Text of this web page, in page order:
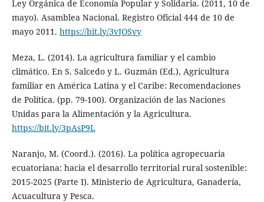
Ley Orgánica de Economía Popular y Solidaria. (2011, 10 de
mayo). Asamblea Nacional. Registro Oficial 444 de 10 de
mayo 2011. https://bit.ly/3vJOSvy
Meza, L. (2014). La agricultura familiar y el cambio
climático. En S. Salcedo y L. Guzmán (Ed.), Agricultura
familiar en América Latina y el Caribe: Recomendaciones
de Política. (pp. 79-100). Organización de las Naciones
Unidas para la Alimentación y la Agricultura.
https://bit.ly/3pAsP9L
Naranjo, M. (Coord.). (2016). La política agropecuaria
ecuatoriana: hacia el desarrollo territorial rural sostenible:
2015-2025 (Parte I). Ministerio de Agricultura, Ganadería,
Acuacultura y Pesca.